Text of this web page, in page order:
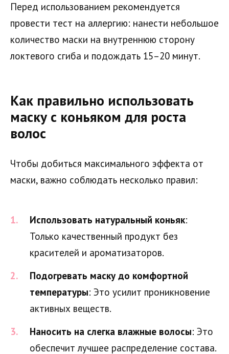
Перед использованием рекомендуется
провести тест на аллергию: нанести небольшое
количество маски на внутреннюю сторону
локтевого сгиба и подождать 15–20 минут.
Как правильно использовать
маску с коньяком для роста
волос
Чтобы добиться максимального эффекта от
маски, важно соблюдать несколько правил:
Использовать натуральный коньяк:
Только качественный продукт без
красителей и ароматизаторов.
Подогревать маску до комфортной
температуры: Это усилит проникновение
активных веществ.
Наносить на слегка влажные волосы: Это
обеспечит лучшее распределение состава.